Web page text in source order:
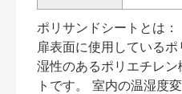
ポリサンドシートとは：
扉表面に使用している
湿性のあるポリエチレ
トです。 室内の温湿度